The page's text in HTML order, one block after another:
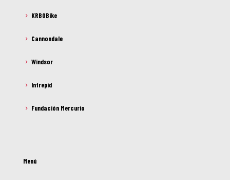
KRBOBike
Cannondale
Windsor
Intrepid
Fundación Mercurio
Menú